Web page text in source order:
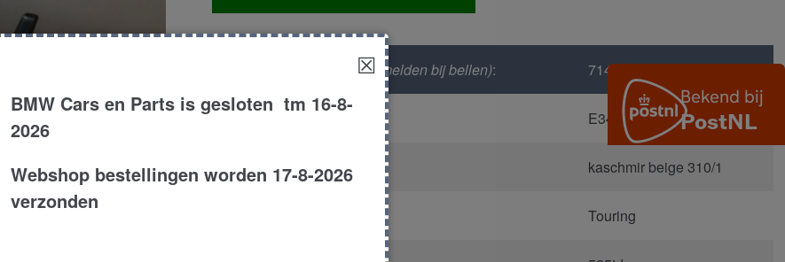
buiten
(graag melden bij bellen): 714
E34
Kleur : kaschmir beige 310/1
Touring
☒
BMW Cars en Parts is gesloten tm 16-8-
2026
Webshop bestellingen worden 17-8-2026
verzonden